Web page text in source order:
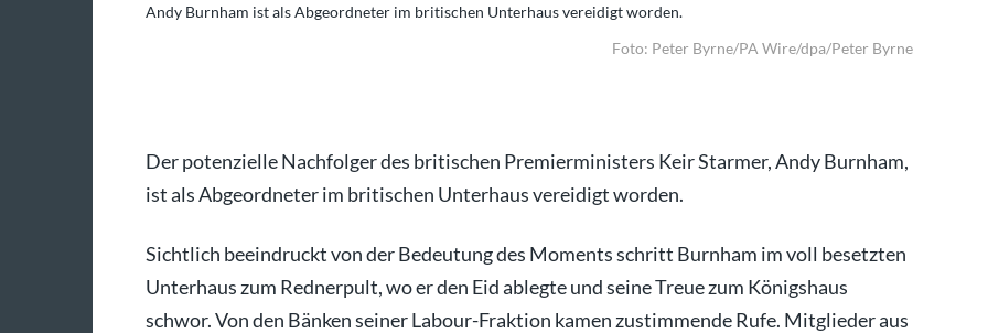
Andy Burnham ist als Abgeordneter im britischen Unterhaus vereidigt worden.
Foto: Peter Byrne/PA Wire/dpa/Peter Byrne
Der potenzielle Nachfolger des britischen Premierministers Keir Starmer, Andy Burnham,
ist als Abgeordneter im britischen Unterhaus vereidigt worden.
Sichtlich beeindruckt von der Bedeutung des Moments schritt Burnham im voll besetzten
Unterhaus zum Rednerpult, wo er den Eid ablegte und seine Treue zum Königshaus
schwor. Von den Bänken seiner Labour-Fraktion kamen zustimmende Rufe. Mitglieder aus